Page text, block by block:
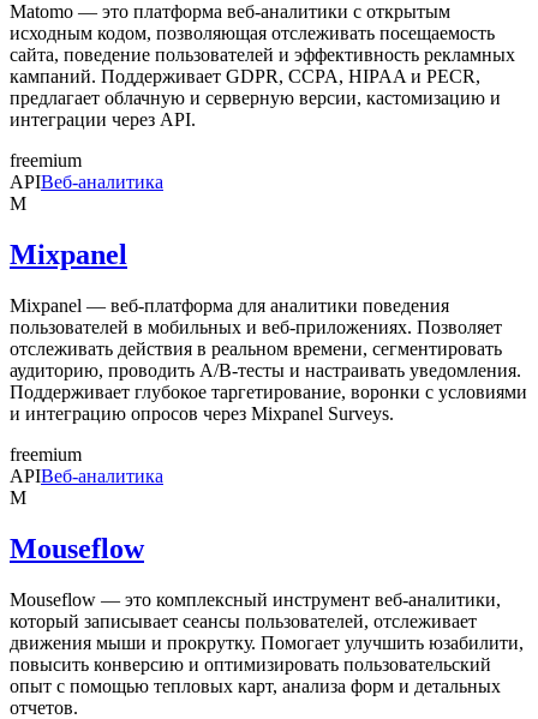
Matomo — это платформа веб-аналитики с открытым
исходным кодом, позволяющая отслеживать посещаемость
сайта, поведение пользователей и эффективность рекламных
кампаний. Поддерживает GDPR, CCPA, HIPAA и PECR,
предлагает облачную и серверную версии, кастомизацию и
интеграции через API.
freemium
APIВеб-аналитика
M
Mixpanel
Mixpanel — веб-платформа для аналитики поведения
пользователей в мобильных и веб-приложениях. Позволяет
отслеживать действия в реальном времени, сегментировать
аудиторию, проводить A/B-тесты и настраивать уведомления.
Поддерживает глубокое таргетирование, воронки с условиями
и интеграцию опросов через Mixpanel Surveys.
freemium
APIВеб-аналитика
M
Mouseflow
Mouseflow — это комплексный инструмент веб-аналитики,
который записывает сеансы пользователей, отслеживает
движения мыши и прокрутку. Помогает улучшить юзабилити,
повысить конверсию и оптимизировать пользовательский
опыт с помощью тепловых карт, анализа форм и детальных
отчетов.